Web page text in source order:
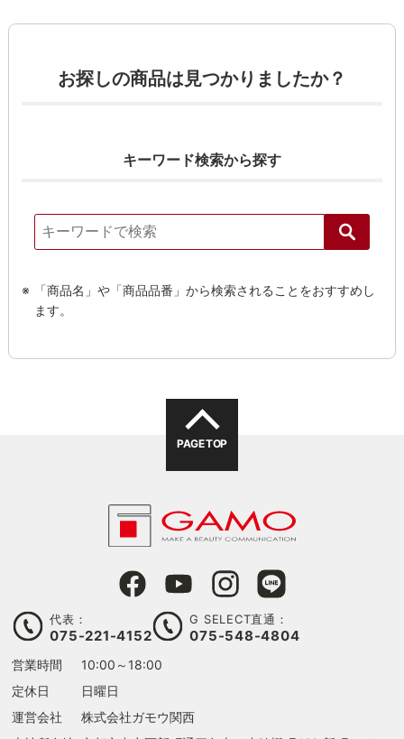
お探しの商品は見つかりましたか？
キーワード検索から探す
「商品名」や「商品品番」から検索されることをおすすめし
ます。
PAGE TOP
代表：
075-221-4152
G SELECT直通：
075-548-4804
営業時間
10:00～18:00
定休日
日曜日
運営会社
株式会社ガモウ関西